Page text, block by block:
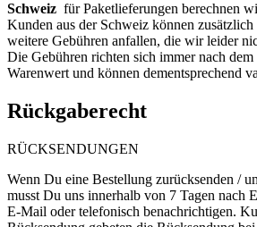
Schweiz für Paketlieferungen berechnen
Kunden aus der Schweiz können
weitere Gebühren anfallen, die wir leider
Die Gebühren richten sich immer nach dem
Warenwert und können dementsprechend
Rückgaberecht
RÜCKSENDUNGEN
Wenn Du eine Bestellung zurücksenden /
musst Du uns innerhalb von 7 Tagen nach
E-Mail oder telefonisch benachrichtigen.